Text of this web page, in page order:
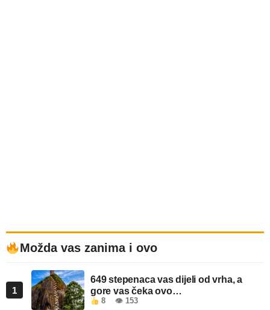
Možda vas zanima i ovo
1
649 stepenaca vas dijeli od vrha, a
gore vas čeka ovo…
8 👁 153